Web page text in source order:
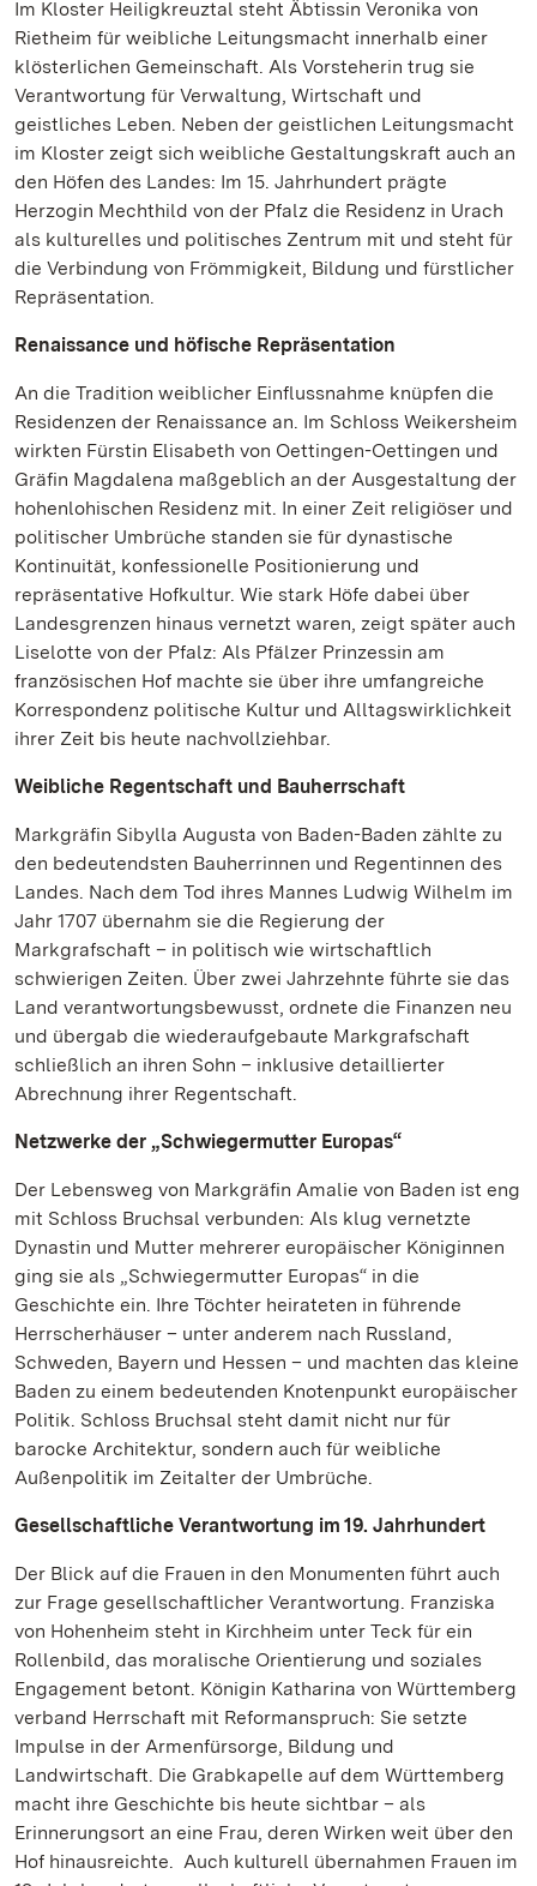
Im Kloster Heiligkreuztal steht Äbtissin Veronika von
Rietheim für weibliche Leitungsmacht innerhalb einer
klösterlichen Gemeinschaft. Als Vorsteherin trug sie
Verantwortung für Verwaltung, Wirtschaft und
geistliches Leben. Neben der geistlichen Leitungsmacht
im Kloster zeigt sich weibliche Gestaltungskraft auch an
den Höfen des Landes: Im 15. Jahrhundert prägte
Herzogin Mechthild von der Pfalz die Residenz in Urach
als kulturelles und politisches Zentrum mit und steht für
die Verbindung von Frömmigkeit, Bildung und fürstlicher
Repräsentation.
Renaissance und höfische Repräsentation
An die Tradition weiblicher Einflussnahme knüpfen die
Residenzen der Renaissance an. Im Schloss Weikersheim
wirkten Fürstin Elisabeth von Oettingen-Oettingen und
Gräfin Magdalena maßgeblich an der Ausgestaltung der
hohenlohischen Residenz mit. In einer Zeit religiöser und
politischer Umbrüche standen sie für dynastische
Kontinuität, konfessionelle Positionierung und
repräsentative Hofkultur. Wie stark Höfe dabei über
Landesgrenzen hinaus vernetzt waren, zeigt später auch
Liselotte von der Pfalz: Als Pfälzer Prinzessin am
französischen Hof machte sie über ihre umfangreiche
Korrespondenz politische Kultur und Alltagswirklichkeit
ihrer Zeit bis heute nachvollziehbar.
Weibliche Regentschaft und Bauherrschaft
Markgräfin Sibylla Augusta von Baden-Baden zählte zu
den bedeutendsten Bauherrinnen und Regentinnen des
Landes. Nach dem Tod ihres Mannes Ludwig Wilhelm im
Jahr 1707 übernahm sie die Regierung der
Markgrafschaft – in politisch wie wirtschaftlich
schwierigen Zeiten. Über zwei Jahrzehnte führte sie das
Land verantwortungsbewusst, ordnete die Finanzen neu
und übergab die wiederaufgebaute Markgrafschaft
schließlich an ihren Sohn – inklusive detaillierter
Abrechnung ihrer Regentschaft.
Netzwerke der „Schwiegermutter Europas“
Der Lebensweg von Markgräfin Amalie von Baden ist eng
mit Schloss Bruchsal verbunden: Als klug vernetzte
Dynastin und Mutter mehrerer europäischer Königinnen
ging sie als „Schwiegermutter Europas“ in die
Geschichte ein. Ihre Töchter heirateten in führende
Herrscherhäuser – unter anderem nach Russland,
Schweden, Bayern und Hessen – und machten das kleine
Baden zu einem bedeutenden Knotenpunkt europäischer
Politik. Schloss Bruchsal steht damit nicht nur für
barocke Architektur, sondern auch für weibliche
Außenpolitik im Zeitalter der Umbrüche.
Gesellschaftliche Verantwortung im 19. Jahrhundert
Der Blick auf die Frauen in den Monumenten führt auch
zur Frage gesellschaftlicher Verantwortung. Franziska
von Hohenheim steht in Kirchheim unter Teck für ein
Rollenbild, das moralische Orientierung und soziales
Engagement betont. Königin Katharina von Württemberg
verband Herrschaft mit Reformanspruch: Sie setzte
Impulse in der Armenfürsorge, Bildung und
Landwirtschaft. Die Grabkapelle auf dem Württemberg
macht ihre Geschichte bis heute sichtbar – als
Erinnerungsort an eine Frau, deren Wirken weit über den
Hof hinausreichte. Auch kulturell übernahmen Frauen im